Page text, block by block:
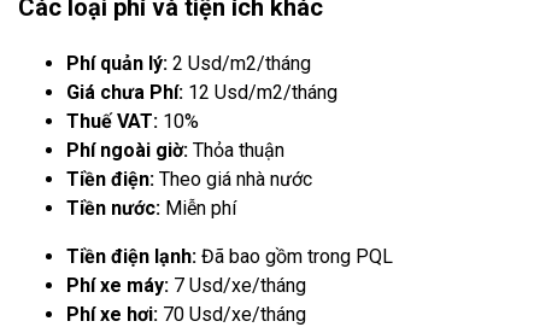
Các loại phí và tiện ích khác
Phí quản lý: 2 Usd/m2/tháng
Giá chưa Phí: 12 Usd/m2/tháng
Thuế VAT: 10%
Phí ngoài giờ: Thỏa thuận
Tiền điện: Theo giá nhà nước
Tiền nước: Miễn phí
Tiền điện lạnh: Đã bao gồm trong PQL
Phí xe máy: 7 Usd/xe/tháng
Phí xe hơi: 70 Usd/xe/tháng